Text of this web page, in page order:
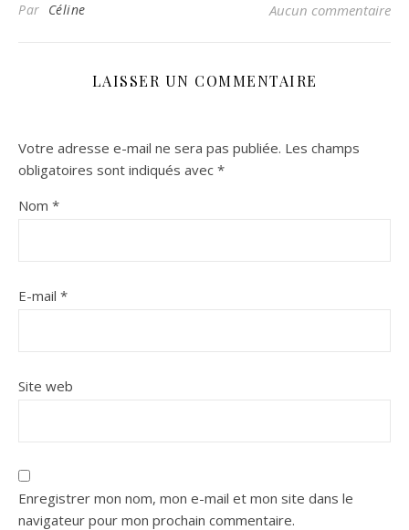
Par Céline Aucun commentaire
LAISSER UN COMMENTAIRE
Votre adresse e-mail ne sera pas publiée. Les champs
obligatoires sont indiqués avec *
Nom *
E-mail *
Site web
Enregistrer mon nom, mon e-mail et mon site dans le
navigateur pour mon prochain commentaire.